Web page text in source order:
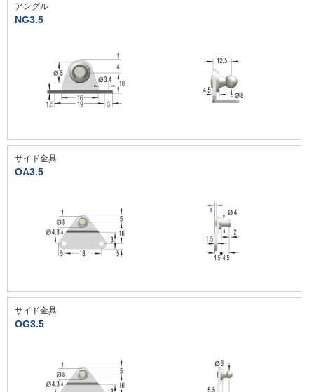
アングル
NG3.5
サイド金具
OA3.5
サイド金具
OG3.5